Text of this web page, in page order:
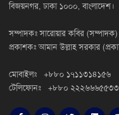
বিজয়নগর, ঢাকা ১০০০, বাংলাদেশ।
সম্পাদকঃ সারোয়ার কবির (সম্পাদক)
প্রকাশকঃ আমান উল্লাহ সরকার
মোবাইলঃ +৮৮০ ১৭১১৩১৪১৫৬
টেলিফোনঃ +৮৮০ ২২২৬৬৬৫৫৩৩